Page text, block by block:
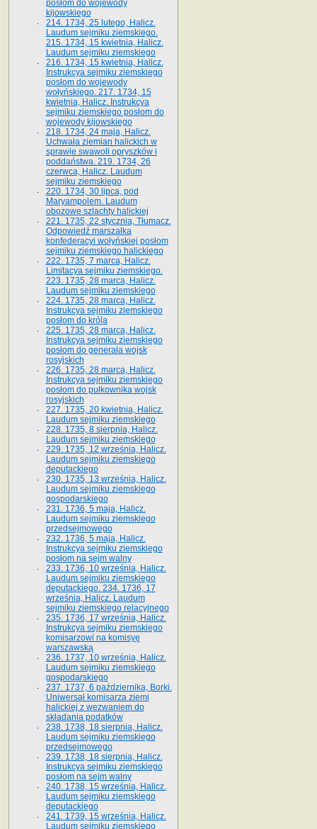
posłom do wojewody
kijowskiego
214. 1734, 25 lutego, Halicz.
Laudum sejmiku ziemskiego.
215. 1734, 15 kwietnia, Halicz.
Laudum sejmiku ziemskiego
216. 1734, 15 kwietnia, Halicz.
Instrukcya sejmiku ziemskiego
posłom do wojewody
wołyńskiego. 217. 1734, 15
kwietnia, Halicz. Instrukcya
sejmiku ziemskiego posłom do
wojewody kijowskiego
218. 1734, 24 maja, Halicz.
Uchwała ziemian halickich w
sprawie swawoli opryszków i
poddaństwa. 219. 1734, 26
czerwca, Halicz. Laudum
sejmiku ziemskiego
220. 1734, 30 lipca, pod
Maryampolem. Laudum
obozowe szlachty halickiej
221. 1735, 22 stycznia, Tłumacz.
Odpowiedź marszałka
konfederacyi wołyńskiej posłom
sejmiku ziemskiego halickiego
222. 1735, 7 marca, Halicz.
Limitacya sejmiku ziemskiego.
223. 1735, 28 marca, Halicz.
Laudum sejmiku ziemskiego
224. 1735, 28 marca, Halicz.
Instrukcya sejmiku ziemskiego
posłom do króla
225. 1735, 28 marca, Halicz.
Instrukcya sejmiku ziemskiego
posłom do generała wojsk
rosyjskich
226. 1735, 28 marca, Halicz.
Instrukcya sejmiku ziemskiego
posłom do pułkownika wojsk
rosyjskich
227. 1735, 20 kwietnia, Halicz.
Laudum sejmiku ziemskiego
228. 1735, 8 sierpnia, Halicz.
Laudum sejmiku ziemskiego
229. 1735, 12 września, Halicz.
Laudum sejmiku ziemskiego
deputackiego
230. 1735, 13 września, Halicz.
Laudum sejmiku ziemskiego
gospodarskiego
231. 1736, 5 maja, Halicz.
Laudum sejmiku ziemskiego
przedsejmowego
232. 1736, 5 maja, Halicz.
Instrukcya sejmiku ziemskiego
posłom na sejm walny
233. 1736, 10 września, Halicz.
Laudum sejmiku ziemskiego
deputackiego. 234. 1736, 17
września, Halicz. Laudum
sejmiku ziemskiego relacyjnego
235. 1736, 17 września, Halicz.
Instrukcya sejmiku ziemskiego
komisarzowi na komisyę
warszawską
236. 1737, 10 września, Halicz.
Laudum sejmiku ziemskiego
gospodarskiego
237. 1737, 6 października, Borki.
Uniwersał komisarza ziemi
halickiej z wezwaniem do
składania podatków
238. 1738, 18 sierpnia, Halicz.
Laudum sejmiku ziemskiego
przedsejmowego
239. 1738, 18 sierpnia, Halicz.
Instrukcya sejmiku ziemskiego
posłom na sejm walny
240. 1738, 15 września, Halicz.
Laudum sejmiku ziemskiego
deputackiego
241. 1739, 15 września, Halicz.
Laudum sejmiku ziemskiego